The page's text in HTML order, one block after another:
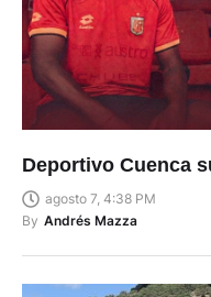
Deportivo Cuenca
agosto 7, 4:38 PM
By Andrés Mazza